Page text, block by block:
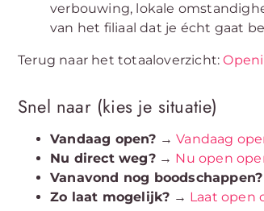
verbouwing, lokale
van het filiaal dat je écht gaat
Terug naar het totaaloverzicht:
Snel naar (kies je situatie)
Vandaag open? →Vandaag
Nu direct weg?→ Nu open
Vanavond nog boodschappen?
Zo laat mogelijk? → Laat open